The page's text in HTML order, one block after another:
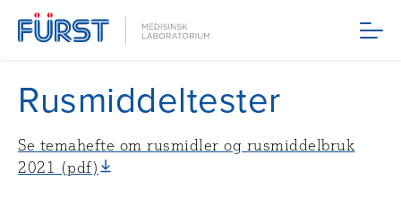
Meny
Rusmiddeltester
Se temahefte om rusmidler og rusmiddelbruk
2021 (pdf)